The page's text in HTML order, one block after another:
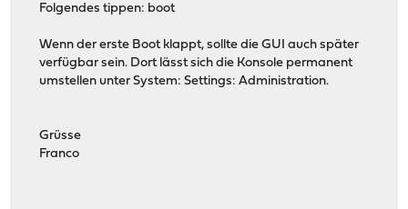
Folgendes tippen: boot
Wenn der erste Boot klappt, sollte die GUI auch später
verfügbar sein. Dort lässt sich die Konsole permanent
umstellen unter System: Settings: Administration.
Grüsse
Franco